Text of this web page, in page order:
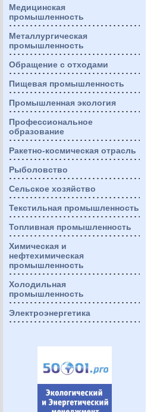
Медицинская
промышленность
Металлургическая
промышленность
Обращение с отходами
Пищевая промышленность
Промышленная экология
Профессиональное
образование
Ракетно-космическая отрасль
Рыболовство
Сельское хозяйство
Текстильная промышленность
Топливная промышленность
Химическая и
нефтехимическая
промышленность
Холодильная
промышленность
Электроэнергетика